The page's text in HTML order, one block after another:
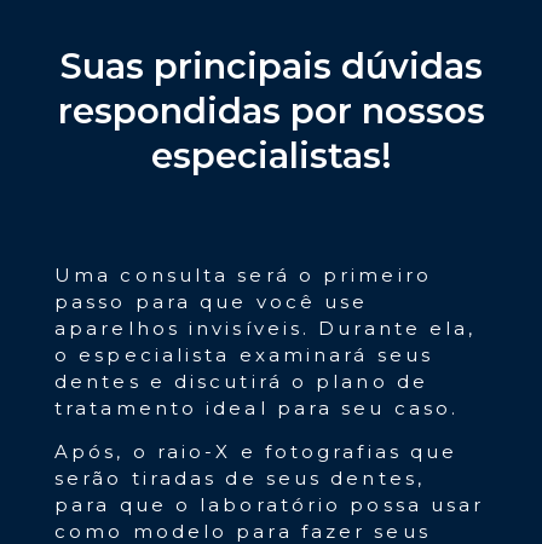
Suas principais dúvidas
respondidas por nossos
especialistas!
Uma consulta será o primeiro
passo para que você use
aparelhos invisíveis. Durante ela,
o especialista examinará seus
dentes e discutirá o plano de
tratamento ideal para seu caso.
Após, o raio-X e fotografias que
serão tiradas de seus dentes,
para que o laboratório possa usar
como modelo para fazer seus